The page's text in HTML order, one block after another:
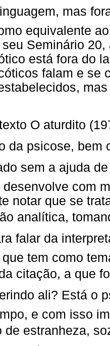
mas
equivalente
Seminário
está fora do
falam e se
O aturdito
da psicose, bem
sem a ajuda
desenvolve com
notar que se
analítica,
falar da
tem como
citação, a que
ali? Está o
e com isso
estranheza,